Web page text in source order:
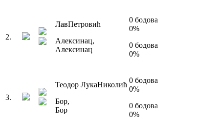
2.
ЛавПетровић
Алексинац,
Алексинац
0 бодова
0%
0 бодова
0%
3.
Теодор ЛукаНиколић
Бор,
Бор
0 бодова
0%
0 бодова
0%